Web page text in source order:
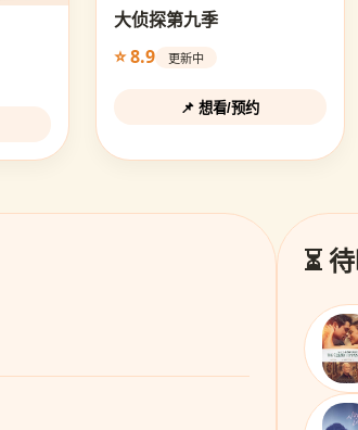
大侦探第九季
⭐ 8.9
更新中
📌 想看/预约
⏳